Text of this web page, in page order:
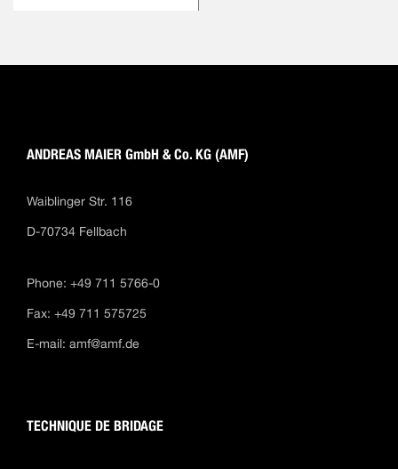
ANDREAS MAIER GmbH & Co. KG (AMF)
Waiblinger Str. 116
D-70734 Fellbach
Phone: +49 711 5766-0
Fax: +49 711 575725
E-mail: amf@amf.de
TECHNIQUE DE BRIDAGE